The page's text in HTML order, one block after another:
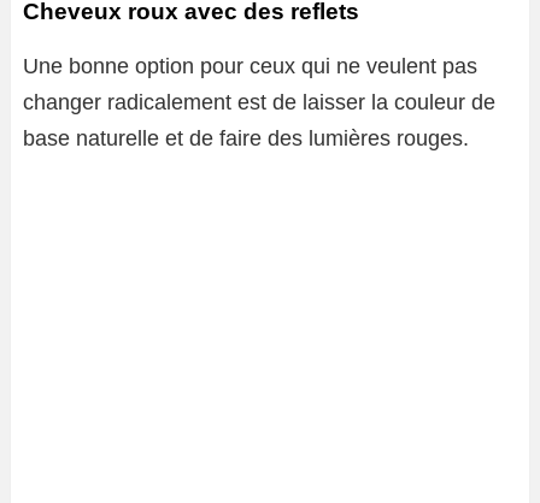
Cheveux roux avec des reflets
Une bonne option pour ceux qui ne veulent pas
changer radicalement est de laisser la couleur de
base naturelle et de faire des lumières rouges.